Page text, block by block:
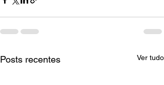
Posts recentes Ver tudo